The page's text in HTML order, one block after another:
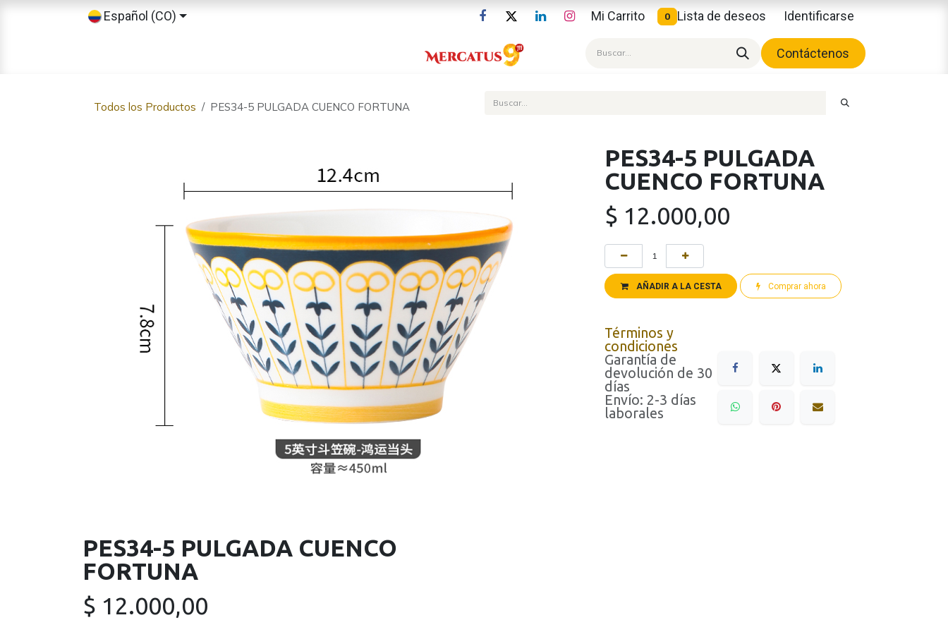
Español (CO) Mi Carrito 0 Lista de deseos Identificarse
Contáctenos
Todos los Productos PES34-5 PULGADA CUENCO FORTUNA
PES34-5 PULGADA
CUENCO FORTUNA
$ 12.000,00
AÑADIR A LA CESTA Comprar ahora
Términos y
condiciones
Garantía de
devolución de 30
días
Envío: 2-3 días
laborales
PES34-5 PULGADA CUENCO
FORTUNA
$ 12.000,00